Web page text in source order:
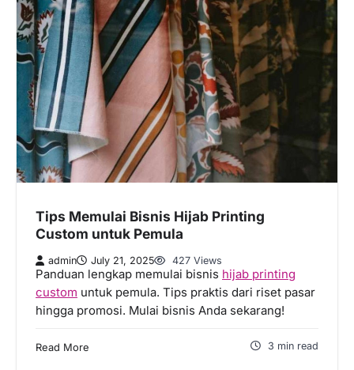
Tips Memulai Bisnis Hijab Printing
Custom untuk Pemula
admin July 21, 2025 427 Views
Panduan lengkap memulai bisnis hijab printing
custom untuk pemula. Tips praktis dari riset pasar
hingga promosi. Mulai bisnis Anda sekarang!
Read More 3 min read